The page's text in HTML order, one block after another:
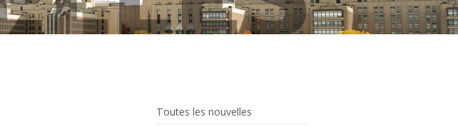
Toutes les nouvelles